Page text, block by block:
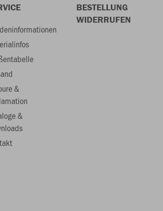
&
&
BESTELLUNG
WIDERRUFEN